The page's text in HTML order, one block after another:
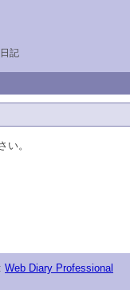
記
い。
Web Diary Professional